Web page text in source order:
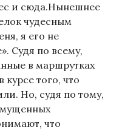
и сюда.Нынешнее
чудесным
я его не
Судя по всему,
в маршрутках
того, что
Но, судя по тому,
что